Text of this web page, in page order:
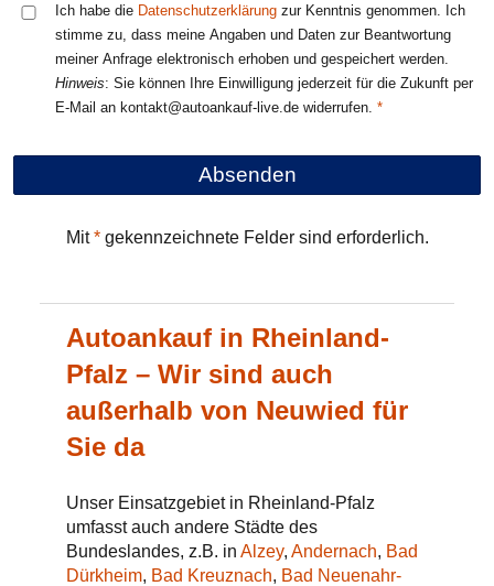
Ich habe die Datenschutzerklärung zur Kenntnis genommen. Ich
stimme zu, dass meine Angaben und Daten zur Beantwortung
meiner Anfrage elektronisch erhoben und gespeichert werden.
Hinweis: Sie können Ihre Einwilligung jederzeit für die Zukunft per
E-Mail an kontakt@autoankauf-live.de widerrufen.
Mit* gekennzeichnete Felder sind erforderlich.
Autoankauf in Rheinland-
Pfalz – Wir sind auch
außerhalb von Neuwied für
Sie da
Unser Einsatzgebiet in Rheinland-Pfalz
umfasst auch andere Städte des
Bundeslandes, z.B. in Alzey, Andernach, Bad
Dürkheim, Bad Kreuznach, Bad Neuenahr-